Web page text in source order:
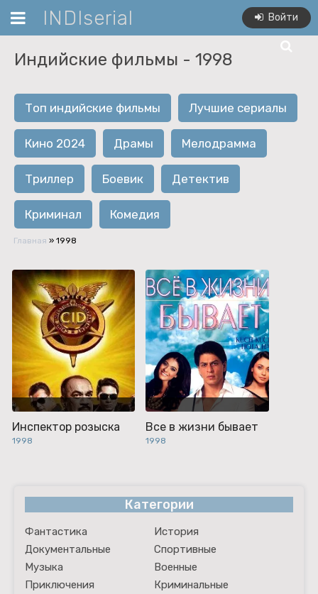
INDIserial Войти
Индийские фильмы - 1998
Топ индийские фильмы Лучшие сериалы
Кино 2024 Драмы Мелодрамма
Триллер Боевик Детектив
Криминал Комедия
Главная » 1998
Инспектор розыска
1998
Все в жизни бывает
1998
Категории
Фантастика
История
Документальные
Спортивные
Музыка
Военные
Приключения
Криминальные